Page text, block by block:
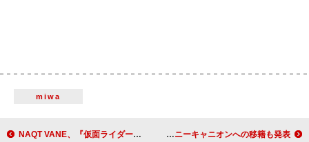
miwa
NAQT VANE、『仮面ライダーゼッツ』主題歌「VISIONS」ダンスプラクティス映像を公開 KOTORI、過去最大規模の全国ワンマンツアーへ ポニーキャニオンへの移籍も発表